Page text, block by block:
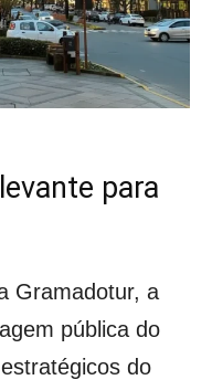
para
Gramadotur, a
pública do
do